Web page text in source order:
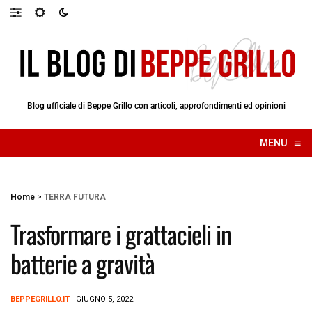
Blog ufficiale di Beppe Grillo con articoli, approfondimenti ed opinioni
MENU ≡
☰
Home > TERRA FUTURA
Trasformare i grattacieli in
batterie a gravità
BEPPEGRILLO.IT - GIUGNO 5, 2022